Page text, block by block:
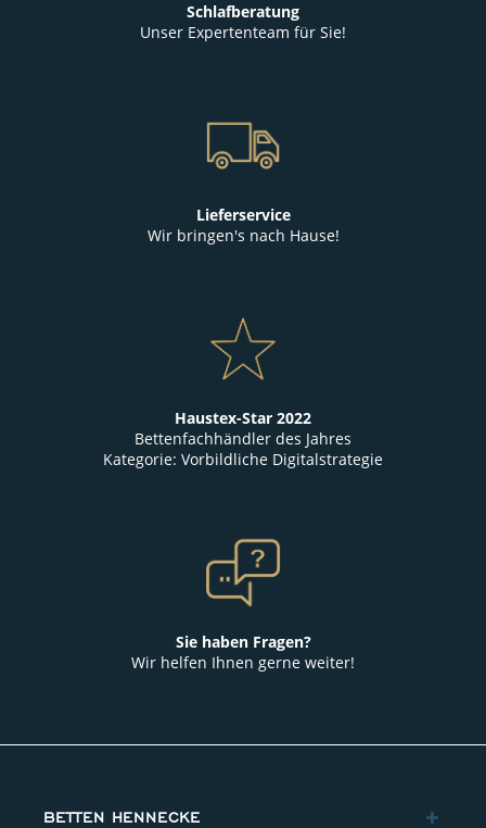
Schlafberatung
Unser Expertenteam für Sie!
Lieferservice
Wir bringen's nach Hause!
Haustex-Star 2022
Bettenfachhändler des Jahres
Kategorie: Vorbildliche Digitalstrategie
Sie haben Fragen?
Wir helfen Ihnen gerne weiter!
BETTEN HENNECKE